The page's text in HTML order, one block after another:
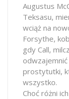
Augustus
Teksasu,
wciąż na
Forsythe,
gdy Call,
prostytutki,
wszystko.
Choć różni